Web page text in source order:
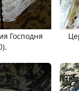
Господня